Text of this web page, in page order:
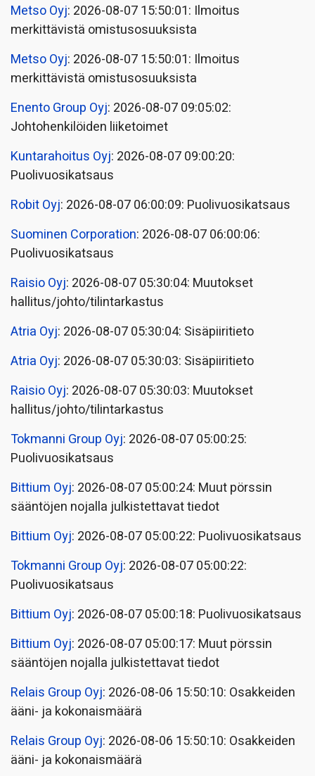
Metso Oyj: 2026-08-07 15:50:01: Ilmoitus
merkittävistä omistusosuuksista
Metso Oyj: 2026-08-07 15:50:01: Ilmoitus
merkittävistä omistusosuuksista
Enento Group Oyj: 2026-08-07 09:05:02:
Johtohenkilöiden liiketoimet
Kuntarahoitus Oyj: 2026-08-07 09:00:20:
Puolivuosikatsaus
Robit Oyj: 2026-08-07 06:00:09: Puolivuosikatsaus
Suominen Corporation: 2026-08-07 06:00:06:
Puolivuosikatsaus
Raisio Oyj: 2026-08-07 05:30:04: Muutokset
hallitus/johto/tilintarkastus
Atria Oyj: 2026-08-07 05:30:04: Sisäpiiritieto
Atria Oyj: 2026-08-07 05:30:03: Sisäpiiritieto
Raisio Oyj: 2026-08-07 05:30:03: Muutokset
hallitus/johto/tilintarkastus
Tokmanni Group Oyj: 2026-08-07 05:00:25:
Puolivuosikatsaus
Bittium Oyj: 2026-08-07 05:00:24: Muut pörssin
sääntöjen nojalla julkistettavat tiedot
Bittium Oyj: 2026-08-07 05:00:22: Puolivuosikatsaus
Tokmanni Group Oyj: 2026-08-07 05:00:22:
Puolivuosikatsaus
Bittium Oyj: 2026-08-07 05:00:18: Puolivuosikatsaus
Bittium Oyj: 2026-08-07 05:00:17: Muut pörssin
sääntöjen nojalla julkistettavat tiedot
Relais Group Oyj: 2026-08-06 15:50:10: Osakkeiden
ääni- ja kokonaismäärä
Relais Group Oyj: 2026-08-06 15:50:10: Osakkeiden
ääni- ja kokonaismäärä